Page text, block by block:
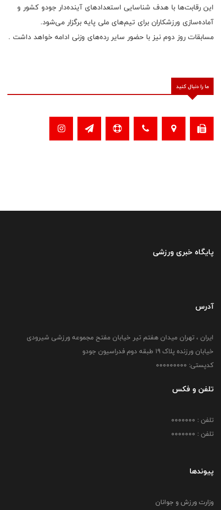
این رقابت‌ها با هدف شناسایی استعدادهای آینده‌دار جودو کشور و
آماده‌سازی ورزشکاران برای تیم‌های ملی پایه برگزار می‌شود.
مسابقات روز دوم نیز با حضور سایر رده‌های وزنی ادامه خواهد داشت .
ما را دنبال کنید
پایگاه خبری ورزشی
آدرس
ایران ، تهران میدان هفتم تیر خیابان مفتح مجموعه ورزشی شیرودی
خیابان ورزنده پلاک ۱۹ طبقه دوم فدراسیون جودو
کدپستی: 000000000
تلفن و فکس
تلفن : 0000000
تلفن : 0000000
پیوندها
وزارت ورزش و جوانان